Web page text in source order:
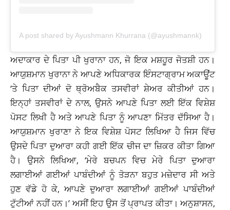
A post shared by Ayushmann Khurrana (@ayushmannk)
ਅਦਾਕਾਰ ਦੇ ਪਿਤਾ ਪੀ ਖੁਰਾਨਾ ਹਨ, ਜੋ ਇਕ ਮਸ਼ਹੂਰ ਜੋਤਸ਼ੀ ਹਨ।
ਆਯੁਸ਼ਮਾਨ ਖੁਰਾਨਾ ਨੇ ਆਪਣੇ ਅਧਿਕਾਰਕ ਇੰਸਟਾਗ੍ਰਾਮ ਅਕਾਊਂਟ
‘ਤੇ ਪਿਤਾ ਦੀਆਂ ਦੋ ਥ੍ਰੋਅਬੈਕ ਤਸਵੀਰਾਂ ਸ਼ੇਅਰ ਕੀਤੀਆਂ ਹਨ।
ਇਨ੍ਹਾਂ ਤਸਵੀਰਾਂ ਦੇ ਨਾਲ, ਉਸਨੇ ਆਪਣੇ ਪਿਤਾ ਲਈ ਇੱਕ ਵਿਸ਼ੇਸ਼
ਪੋਸਟ ਲਿਖੀ ਹੈ ਅਤੇ ਆਪਣੇ ਪਿਤਾ ਨੂੰ ਆਪਣਾ ਮਿੱਤਰ ਦੱਸਿਆ ਹੈ।
ਆਯੁਸ਼ਮਾਨ ਖੁਰਾਣਾ ਨੇ ਇਕ ਵਿਸ਼ੇਸ਼ ਪੋਸਟ ਲਿਖਿਆ ਹੈ ਜਿਸ ਵਿੱਚ
ਉਸਦੇ ਪਿਤਾ ਦੁਆਰਾ ਕਹੀ ਗਈ ਇੱਕ ਚੀਜ ਦਾ ਜ਼ਿਕਰ ਕੀਤਾ ਗਿਆ
ਹੈ। ਉਸਨੇ ਲਿਖਿਆ, ‘ਮੇਰੇ ਬਚਪਨ ਵਿਚ ਮੇਰੇ ਪਿਤਾ ਦੁਆਰਾ
ਲਗਾਈਆਂ ਗਈਆਂ ਪਾਬੰਦੀਆਂ ਨੂੰ ਤੋੜਨਾ ਬਹੁਤ ਮਜ਼ੇਦਾਰ ਸੀ ਅਤੇ
ਹੁਣ ਵੱਡੇ ਹੋ ਕੇ, ਆਪਣੇ ਦੁਆਰਾ ਲਗਾਈਆਂ ਗਈਆਂ ਪਾਬੰਦੀਆਂ
ਟੁੱਟੀਆਂ ਨਹੀਂ ਹਨ।’ ਅਸੀਂ ਇਹ ਉਸ ਤੋਂ ਪ੍ਰਾਪਤ ਕੀਤਾ। ਅਨੁਸ਼ਾਸਨ,